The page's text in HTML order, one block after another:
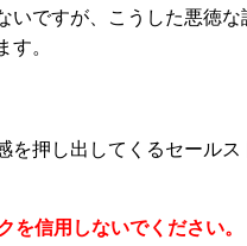
いですが、こうした悪徳
。
を押し出してくるセール
信用しないでください。